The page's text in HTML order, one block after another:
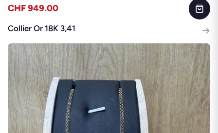
CHF 949.00
Collier Or 18K 3,41 →